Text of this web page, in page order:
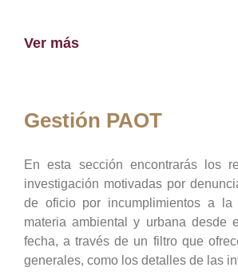
Ver más
Gestión PAOT
En esta sección encontrarás los
investigación motivadas por
de oficio por incumplimientos a la
materia ambiental y urbana desde
fecha, a través de un filtro que
generales, como los detalles de las